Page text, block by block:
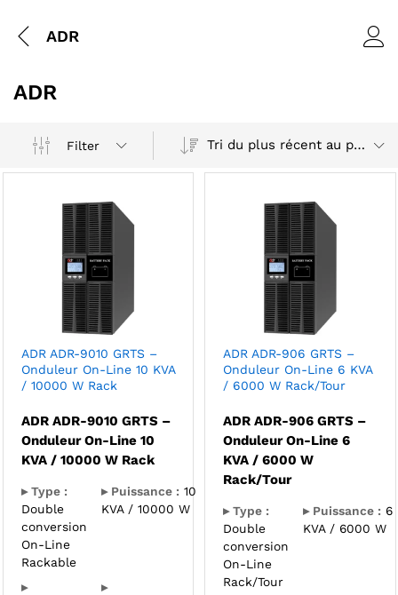
ADR
ADR
Filter Tri du plus récent au plus ancien
ADR ADR-9010 GRTS –
Onduleur On-Line 10 KVA
/ 10000 W Rack
ADR ADR-9010 GRTS –
Onduleur On-Line 10
KVA / 10000 W Rack
▸ Type :
Double
conversion
On-Line
Rackable
▸ Puissance : 10
KVA / 10000 W
▸
▸
ADR ADR-906 GRTS –
Onduleur On-Line 6 KVA
/ 6000 W Rack/Tour
ADR ADR-906 GRTS –
Onduleur On-Line 6
KVA / 6000 W
Rack/Tour
▸ Type :
Double
conversion
On-Line
Rack/Tour
▸ Puissance : 6
KVA / 6000 W